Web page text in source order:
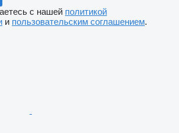
с нашей политикой
и пользовательским соглашением.